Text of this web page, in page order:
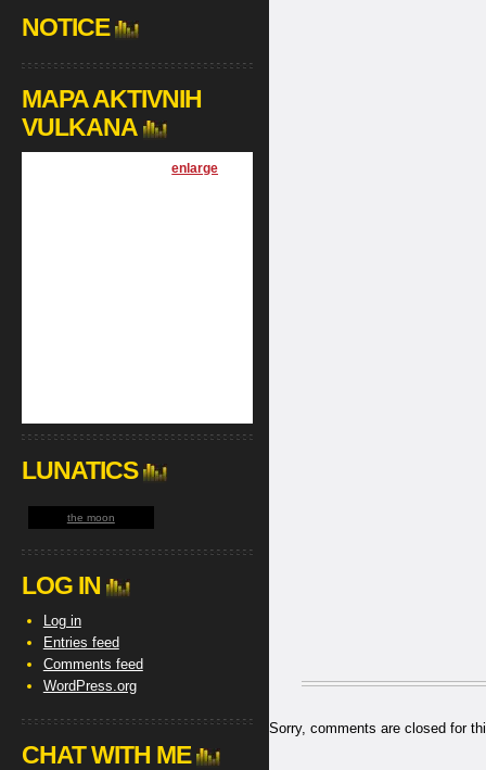
Sorry, comments are closed for
NOTICE
MAPA AKTIVNIH
VULKANA
[enlarge
LUNATICS
the moon
LOG IN
Log in
Entries feed
Comments feed
WordPress.org
CHAT WITH ME